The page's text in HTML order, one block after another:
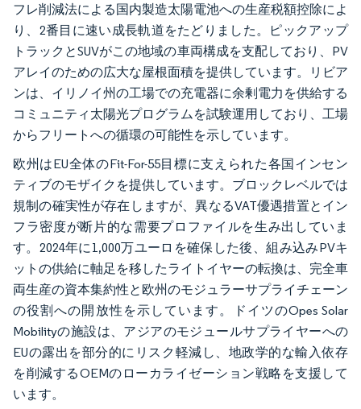
フレ削減法による国内製造太陽電池への生産税額控除によ
り、2番目に速い成長軌道をたどりました。ピックアップ
トラックとSUVがこの地域の車両構成を支配しており、PV
アレイのための広大な屋根面積を提供しています。リビア
ンは、イリノイ州の工場での充電器に余剰電力を供給する
コミュニティ太陽光プログラムを試験運用しており、工場
からフリートへの循環の可能性を示しています。
欧州はEU全体のFit-For-55目標に支えられた各国インセン
ティブのモザイクを提供しています。ブロックレベルでは
規制の確実性が存在しますが、異なるVAT優遇措置とイン
フラ密度が断片的な需要プロファイルを生み出していま
す。2024年に1,000万ユーロを確保した後、組み込みPVキ
ットの供給に軸足を移したライトイヤーの転換は、完全車
両生産の資本集約性と欧州のモジュラーサプライチェーン
の役割への開放性を示しています。ドイツのOpes Solar
Mobilityの施設は、アジアのモジュールサプライヤーへの
EUの露出を部分的にリスク軽減し、地政学的な輸入依存
を削減するOEMのローカライゼーション戦略を支援して
います。